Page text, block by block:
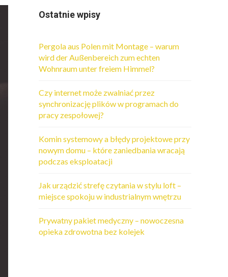
Ostatnie wpisy
Pergola aus Polen mit Montage – warum
wird der Außenbereich zum echten
Wohnraum unter freiem Himmel?
Czy internet może zwalniać przez
synchronizację plików w programach do
pracy zespołowej?
Komin systemowy a błędy projektowe przy
nowym domu – które zaniedbania wracają
podczas eksploatacji
Jak urządzić strefę czytania w stylu loft –
miejsce spokoju w industrialnym wnętrzu
Prywatny pakiet medyczny – nowoczesna
opieka zdrowotna bez kolejek